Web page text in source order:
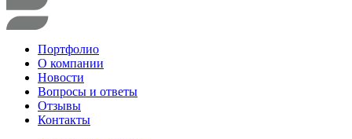
Портфолио
О компании
Новости
Вопросы и ответы
Отзывы
Контакты